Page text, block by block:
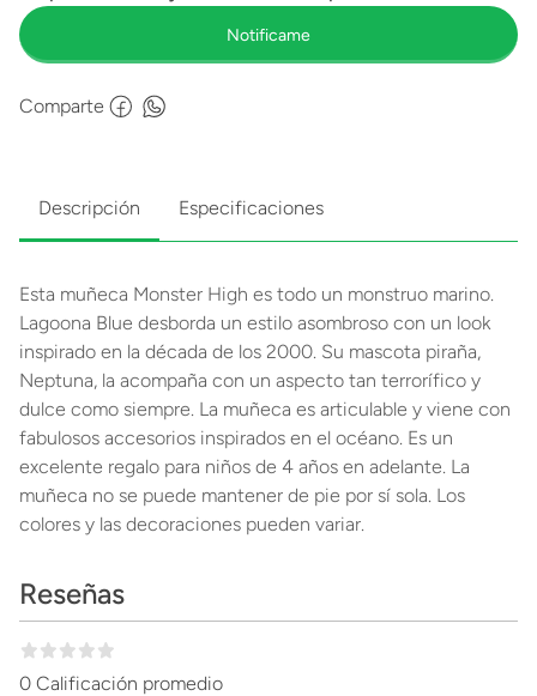
Comparte
Descripción Especificaciones
Esta muñeca Monster High es todo un monstruo marino.
Lagoona Blue desborda un estilo asombroso con un look
inspirado en la década de los 2000. Su mascota piraña,
Neptuna, la acompaña con un aspecto tan terrorífico y
dulce como siempre. La muñeca es articulable y viene con
fabulosos accesorios inspirados en el océano. Es un
excelente regalo para niños de 4 años en adelante. La
muñeca no se puede mantener de pie por sí sola. Los
colores y las decoraciones pueden variar.
Reseñas
0 Calificación promedio